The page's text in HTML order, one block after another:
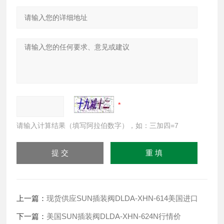
请输入计算结果（填写阿拉伯数字），如：三加四=7
上一篇：现货供应SUN插装阀DLDA-XHN-614美国进口
下一篇： 美国SUN插装阀DLDA-XHN-624N行情价